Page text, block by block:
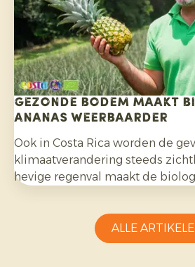
Gezonde bodem maakt
ananas weerbaarder
Ook in Costa Rica worden de
klimaatverandering steeds
hevige regenval maakt de
ALLE